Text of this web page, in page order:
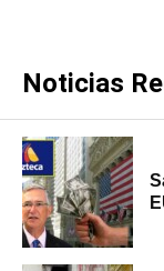
Noticias